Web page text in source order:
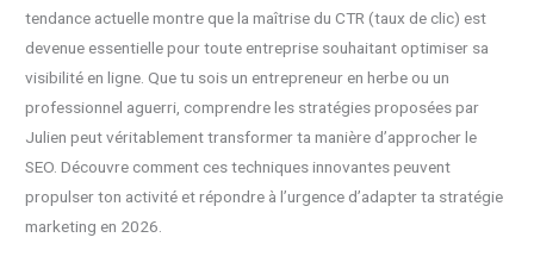
tendance actuelle montre que la maîtrise du CTR (taux de clic) est
devenue essentielle pour toute entreprise souhaitant optimiser sa
visibilité en ligne. Que tu sois un entrepreneur en herbe ou un
professionnel aguerri, comprendre les stratégies proposées par
Julien peut véritablement transformer ta manière d’approcher le
SEO. Découvre comment ces techniques innovantes peuvent
propulser ton activité et répondre à l’urgence d’adapter ta stratégie
marketing en 2026.